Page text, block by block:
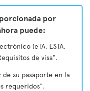
por
puede:
(eTA, ESTA,
de visa".
su pasaporte en la
requeridos".